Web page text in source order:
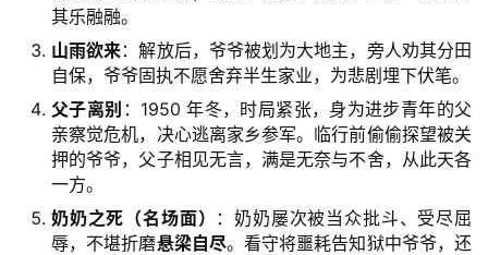
其乐融融。
山雨欲来：解放后，爷爷被划为大地主，旁人劝其分田
自保，爷爷固执不愿舍弃半生家业，为悲剧埋下伏笔。
父子离别 ：1950 年冬，时局紧张，身为进步青年的父
亲察觉危机，决心逃离家乡参军。临行前偷偷探望被关
押的爷爷，父子相见无言，满是无奈与不舍，从此天各
一方。
奶奶之死（名场面）
：奶奶屡次被当众批斗、受尽屈
辱，不堪折磨悬梁自尽。看守将噩耗告知狱中爷爷，还